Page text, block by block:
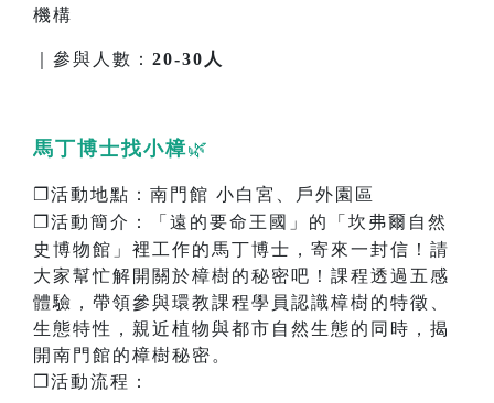
機構
｜參與人數： 20-30人
馬丁博士找小樟🌿
❐ 活動地點：南門館 小白宮、戶外園區
❐​​​​ 活動簡介：
「遠的要命王國」的「坎弗爾自然
史博物館」裡工作的馬丁博士，寄來一封信！請
大家幫忙解開關於樟樹的秘密吧！課程透過五感
體驗，帶領參與環教課程學員認識樟樹的特徵、
生態特性，親近植物與都市自然生態的同時，揭
開南門館的樟樹秘密。
❐ 活動流程：